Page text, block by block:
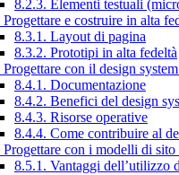
8.2.3. Elementi testuali
Progettare e costruire in alta
8.3.1. Layout di pagina
8.3.2. Prototipi in alta fedeltà
Progettare con il design
8.4.1. Documentazione
8.4.2. Benefici del design
8.4.3. Risorse operative
8.4.4. Come contribuire al
Progettare con i modelli di sito
8.5.1. Vantaggi dell’utilizzo